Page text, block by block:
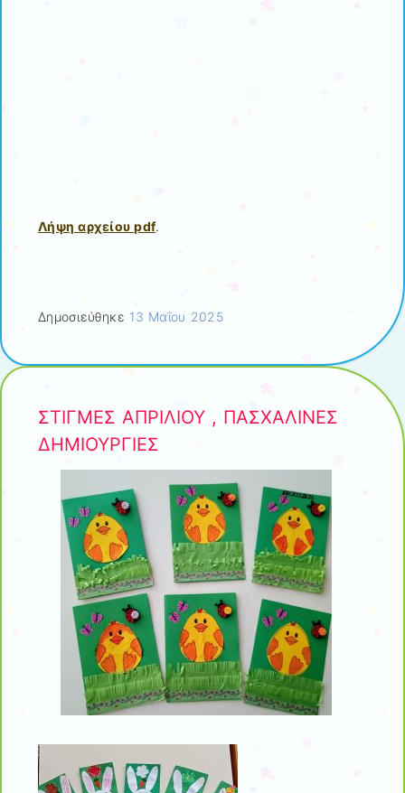
Λήψη αρχείου pdf.
Δημοσιεύθηκε 13 Μαΐου 2025
ΣΤΙΓΜΕΣ ΑΠΡΙΛΙΟΥ , ΠΑΣΧΑΛΙΝΕΣ
ΔΗΜΙΟΥΡΓΙΕΣ